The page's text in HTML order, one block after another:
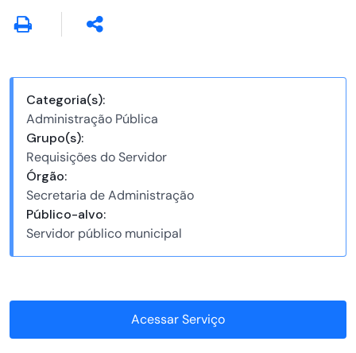
Categoria(s):
Administração Pública
Grupo(s):
Requisições do Servidor
Órgão:
Secretaria de Administração
Público-alvo:
Servidor público municipal
Acessar Serviço